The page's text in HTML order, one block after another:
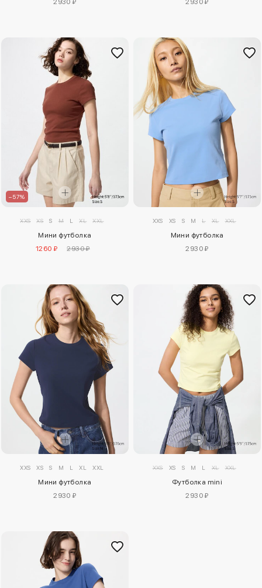
2930 ₽ 2930 ₽
–57%
XXS XS S M L XL XXL
Мини футболка
1260 ₽
2930 ₽
XXS XS S M L XL XXL
Мини футболка
2930 ₽
XXS XS S M L XL XXL
Мини футболка
2930 ₽
XXS XS S M L XL XXL
Футболка mini
2930 ₽